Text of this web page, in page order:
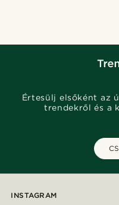
Értesülj elsőként az
trendekről és a
INSTAGRAM